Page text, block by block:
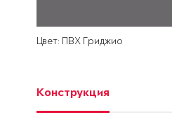
Цвет: ПВХ Гриджио
Конструкция